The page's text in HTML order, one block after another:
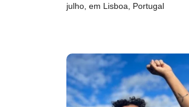
julho, em Lisboa, Portugal